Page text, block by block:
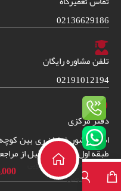
02136629186
تلفن مشاوره رایگان
02191012194
دفتر مرکزی
امین حضور خیابان ری بین
طبقه اول واحد 38. (قبل از مراجعه جهت هماهنگی تماس بگیرید)دفترچه راهنمای
فارسی لباسشویی
بوش